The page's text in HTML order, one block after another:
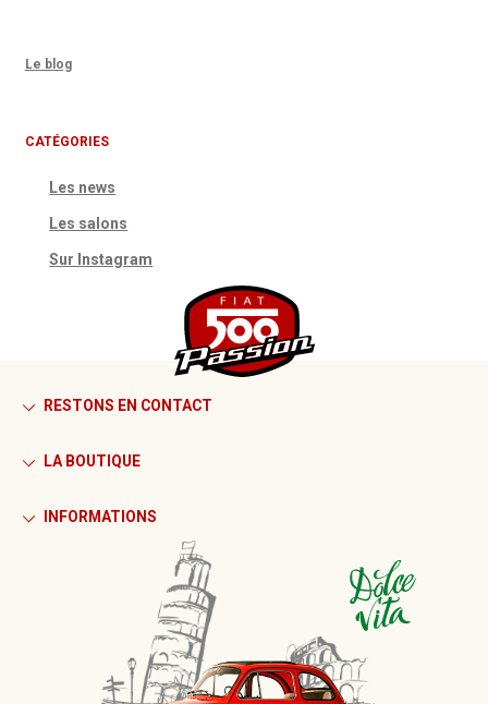
Le blog
CATÉGORIES
Les news
Les salons
Sur Instagram
RESTONS EN CONTACT
LA BOUTIQUE
INFORMATIONS